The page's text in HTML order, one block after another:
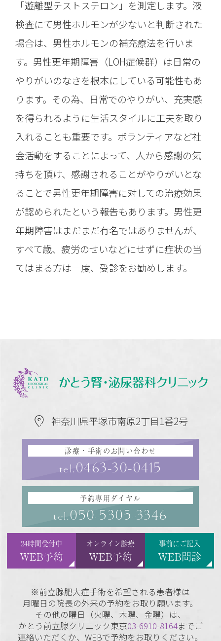
「遊離型テストステロン」を測定します。液
検査にて男性ホルモンが少ないと判断された
場合は、男性ホルモンの補充療法を行いま
す。男性更年期障害（LOH症候群）は日常の
やりがいのなさを根本にしている可能性もあ
ります。その為、日常でのやりがい、充実感
を得られるように生活スタイルに工夫を取り
入れることも重要です。ボランティアなど社
会活動をすることによって、人から感謝の気
持ちを頂け、感謝されることがやりがいとな
ることで男性更年期障害に対しての治療効果
が認められたという報告もあります。男性更
年期障害はまだまだ有名ではありませんが、
すべて歳、疲労のせいなどにせずに症状の当
てはまる方は一度、受診をお勧めします。
神奈川県平塚市南原2丁目1番2号
診療・手術のお問い合わせ
tel.0463-30-0415
予約専用ダイヤル
tel.050-5305-3346
24時間受付中
WEB予約
オンライン診療
WEB予約
事前にご記入
WEB問診
※前立腺肥大症手術を希望される患者様は
月曜日の院長の外来の予約をお取り願います。
その他の曜日（火曜、木曜、金曜）は、
かとう前立腺クリニック東京03-6910-8164までご
連絡いただくか、WEBで予約をお取りください。